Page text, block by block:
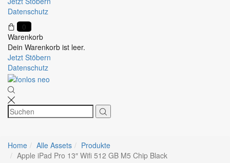
Datenschutz
0
Warenkorb
Dein Warenkorb ist leer.
Jetzt Stöbern
Datenschutz
Home Alle Assets
Produkte
Apple iPad Pro 13″ Wifi 512 GB M5 Chip Black